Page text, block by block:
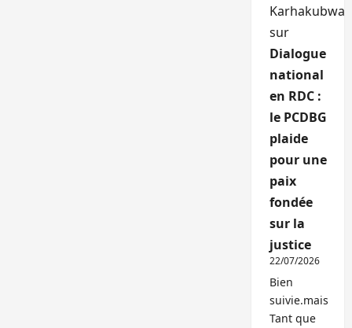
Karhakubwa
sur
Dialogue
national
en RDC :
le PCDBG
plaide
pour une
paix
fondée
sur la
justice
22/07/2026
Bien
suivie.mais
Tant que